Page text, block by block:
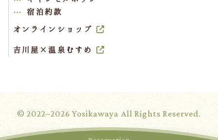
宿泊約款
オンラインショップ
吉川屋×温泉むすめ
© 2022–2026 Yosikawaya All Rights Reserved.